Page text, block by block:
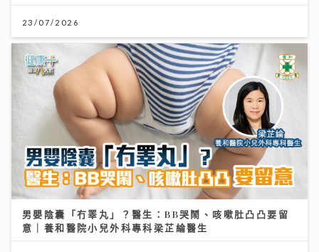
23/07/2026
男嬰陰囊「冇睪丸」？醫生：BB哭鬧、咳嗽肚凸凸要留
意｜養和醫院小兒外科專科梁芷綸醫生